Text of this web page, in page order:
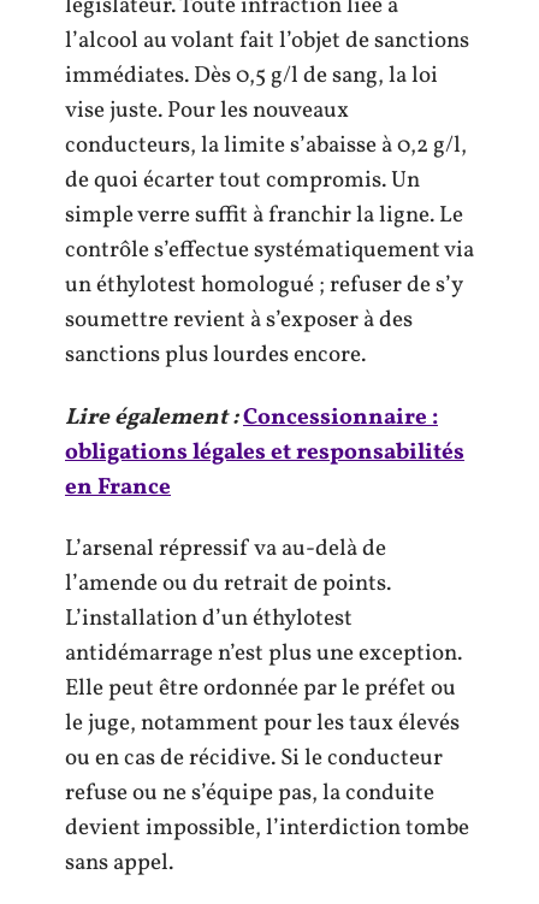
l’alcool au volant fait l’objet de sanctions
immédiates. Dès 0,5 g/l de sang, la loi
vise juste. Pour les nouveaux
conducteurs, la limite s’abaisse à 0,2 g/l,
de quoi écarter tout compromis. Un
simple verre suffit à franchir la ligne. Le
contrôle s’effectue systématiquement via
un éthylotest homologué ; refuser de s’y
soumettre revient à s’exposer à des
sanctions plus lourdes encore.
Lire également :Concessionnaire :
obligations légales et responsabilités
en France
L’arsenal répressif va au-delà de
l’amende ou du retrait de points.
L’installation d’un éthylotest
antidémarrage n’est plus une exception.
Elle peut être ordonnée par le préfet ou
le juge, notamment pour les taux élevés
ou en cas de récidive. Si le conducteur
refuse ou ne s’équipe pas, la conduite
devient impossible, l’interdiction tombe
sans appel.